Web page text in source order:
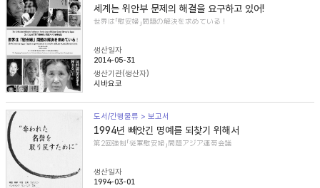
세계는 위안부 문제의 해결을 요구하고 있어!
世界は「慰安婦」問題の解決を求めている！
생산일자
2014-05-31
생산기관(생산자)
시바요코
도서/간행물류 > 보고서
1994년 빼앗긴 명예를 되찾기 위해서
第2回強制「従軍慰安婦」問題アジア連帯会議
생산일자
1994-03-01